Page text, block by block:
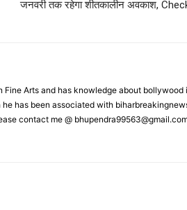
जनवरी तक रहेगा शीतकालीन अवकाश,
Fine Arts and has knowledge about bollywood
has been associated with
contact me @